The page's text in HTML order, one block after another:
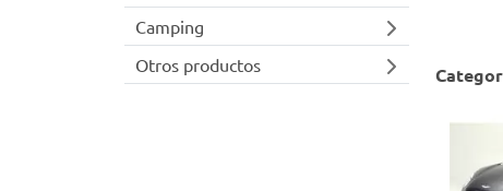
Camping
Otros productos